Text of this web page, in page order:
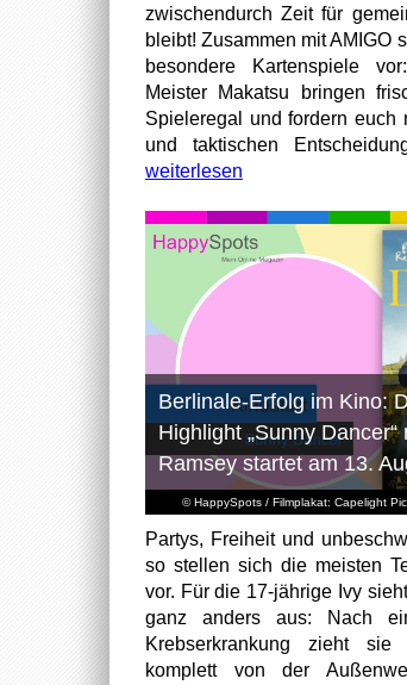
zwischendurch Zeit für
bleibt! Zusammen mit AMIGO
besondere Kartenspiele
Meister Makatsu bringen
Spieleregal und fordern euch
und taktischen
weiterlesen
© HappySpots / Filmplakat: Capelight
Berlinale-Erfolg im Kino:
Highlight „Sunny Dancer“
Ramsey startet am 13.
Partys, Freiheit und
so stellen sich die meisten
vor. Für die 17-jährige Ivy
ganz anders aus: Nach
Krebserkrankung zieht
komplett von der